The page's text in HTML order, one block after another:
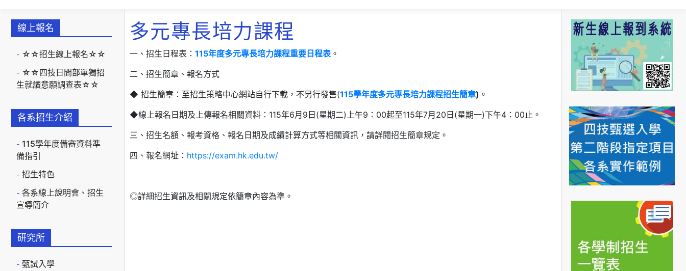
線上報名
☆☆招生線上報名☆☆
☆☆四技日間部單獨招
生就讀意願調查表☆☆
各系招生介紹
115學年度備審資料準
備指引
招生特色
各系線上說明會、招生
宣導簡介
研究所
甄試入學
多元專長培力課程
一、招生日程表： 115年度多元專長培力課程重要日程表。
二、招生簡章、報名方式
◆ 招生簡章：至招生策略中心網站自行下載，不另行發售(115學年度多元專長培力課程招生簡章) 。
◆線上報名日期及上傳報名相關資料：115年6月9日(星期二)上午9：00起至115年7月20日(星期一)下午4：00止。
三、招生名額、報考資格、報名日期及成績計算方式等相關資訊，請詳閱招生簡章規定。
四、報名網址： https://exam.hk.edu.tw/
◎詳細招生資訊及相關規定依簡章內容為準。